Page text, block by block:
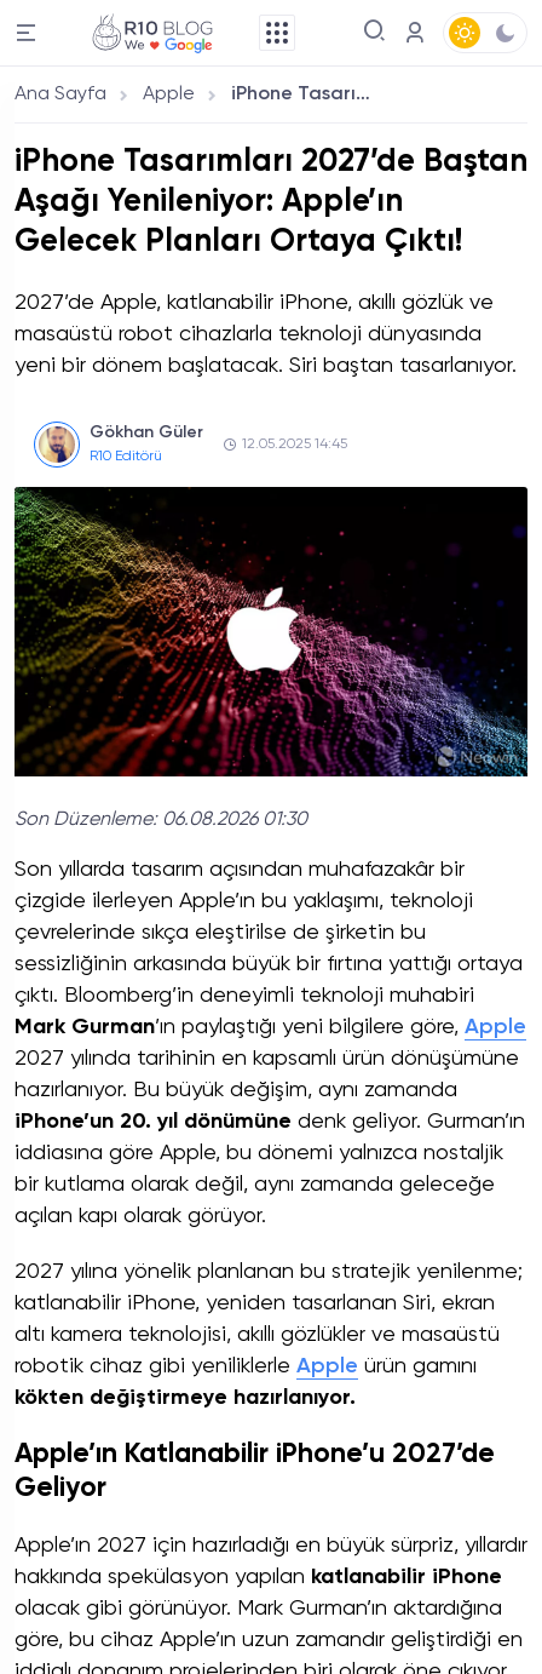
Ana Sayfa Apple iPhone Tasarımları 2027’de Baştan Aşağı Yenileniyor: Apple’ın Gelecek Planları Ortaya Çıktı!
iPhone Tasarımları 2027’de Baştan
Aşağı Yenileniyor: Apple’ın
Gelecek Planları Ortaya Çıktı!
2027’de Apple, katlanabilir iPhone, akıllı gözlük ve
masaüstü robot cihazlarla teknoloji dünyasında
yeni bir dönem başlatacak. Siri baştan tasarlanıyor.
Gökhan Güler
R10 Editörü
12.05.2025 14:45
Son Düzenleme: 06.08.2026 01:30
Son yıllarda tasarım açısından muhafazakâr bir
çizgide ilerleyen Apple’ın bu yaklaşımı, teknoloji
çevrelerinde sıkça eleştirilse de şirketin bu
sessizliğinin arkasında büyük bir fırtına yattığı ortaya
çıktı. Bloomberg’in deneyimli teknoloji muhabiri
Mark Gurman’ın paylaştığı yeni bilgilere göre, Apple
2027 yılında tarihinin en kapsamlı ürün dönüşümüne
hazırlanıyor. Bu büyük değişim, aynı zamanda
iPhone’un 20. yıl dönümüne denk geliyor. Gurman’ın
iddiasına göre Apple, bu dönemi yalnızca nostaljik
bir kutlama olarak değil, aynı zamanda geleceğe
açılan kapı olarak görüyor.
2027 yılına yönelik planlanan bu stratejik yenilenme;
katlanabilir iPhone, yeniden tasarlanan Siri, ekran
altı kamera teknolojisi, akıllı gözlükler ve masaüstü
robotik cihaz gibi yeniliklerle Apple ürün gamını
kökten değiştirmeye hazırlanıyor.
Apple’ın Katlanabilir iPhone’u 2027’de
Geliyor
Apple’ın 2027 için hazırladığı en büyük sürpriz, yıllardır
hakkında spekülasyon yapılan katlanabilir iPhone
olacak gibi görünüyor. Mark Gurman’ın aktardığına
göre, bu cihaz Apple’ın uzun zamandır geliştirdiği en